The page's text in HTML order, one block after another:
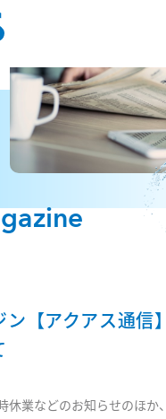
ン【アクアス通信
休業などのお知らせのほか